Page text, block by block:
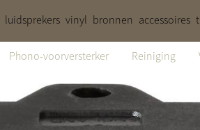
luidsprekers vinyl bronnen accessoires
Phono-voorversterker Reiniging